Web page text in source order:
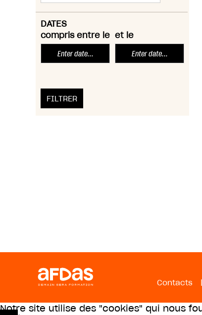
DATES
compris entre le et le
Contacts |
Notre site utilise des "cookies" qui nous